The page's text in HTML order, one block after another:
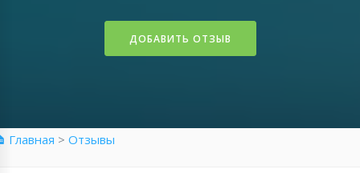
ДОБАВИТЬ ОТЗЫВ
Главная > Отзывы